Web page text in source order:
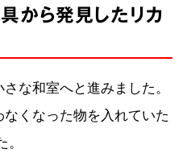
から発見したリカ
な和室へと進みました。
くなった物を入れていた